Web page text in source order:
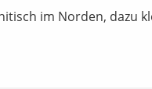
im Norden, dazu